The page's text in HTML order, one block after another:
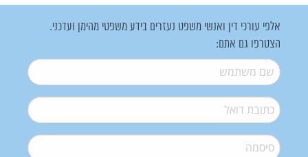
אלפי עורכי דין ואנשי משפט נעזרים בידע משפטי מהימן ועדכני.
הצטרפו גם אתם:
שם משתמש*
דואל*
סיסמה*